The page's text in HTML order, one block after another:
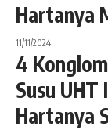
Hartanya
11/11/2024
4
Susu UHT
Hartanya